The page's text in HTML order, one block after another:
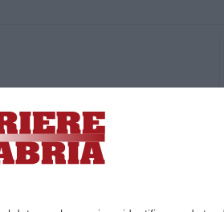
|Privacy